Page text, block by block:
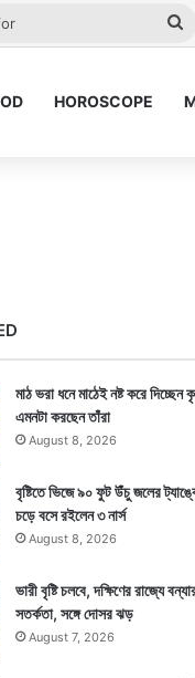
HOROSCOPE
মাঠ ভরা ধনে মাঠেই নষ্ট করে দিচ্ছেন
এমনটা করছেন তাঁরা
August 8, 2026
বৃষ্টিতে ভিজে ৯০ ফুট উঁচু জলের
চড়ে বসে রইলেন ৩ নার্স
August 8, 2026
ভারী বৃষ্টি চলবে, দক্ষিণের রাজ্যে
সতর্কতা, সঙ্গে দোসর ঝড়
August 7, 2026